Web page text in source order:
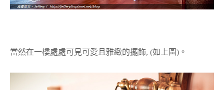
當然在一樓處處可見可愛且雅緻的擺飾, (如上圖)。